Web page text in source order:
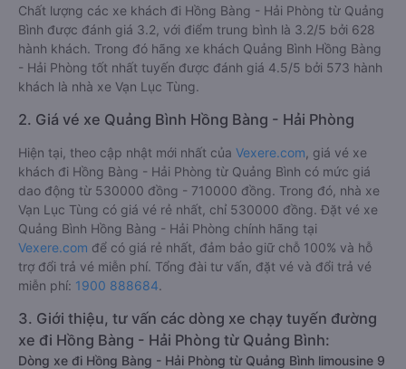
Chất lượng các xe khách đi Hồng Bàng - Hải Phòng từ Quảng
Bình được đánh giá 3.2, với điểm trung bình là 3.2/5 bởi 628
hành khách. Trong đó hãng xe khách Quảng Bình Hồng Bàng
- Hải Phòng tốt nhất tuyến được đánh giá 4.5/5 bởi 573 hành
khách là nhà xe Vạn Lục Tùng.
2. Giá vé xe Quảng Bình Hồng Bàng - Hải Phòng
Hiện tại, theo cập nhật mới nhất của Vexere.com , giá vé xe
khách đi Hồng Bàng - Hải Phòng từ Quảng Bình có mức giá
dao động từ 530000 đồng - 710000 đồng. Trong đó, nhà xe
Vạn Lục Tùng có giá vé rẻ nhất, chỉ 530000 đồng. Đặt vé xe
Quảng Bình Hồng Bàng - Hải Phòng chính hãng tại
Vexere.com để có giá rẻ nhất, đảm bảo giữ chỗ 100% và hỗ
trợ đổi trả vé miễn phí. Tổng đài tư vấn, đặt vé và đổi trả vé
miễn phí: 1900 888684.
3. Giới thiệu, tư vấn các dòng xe chạy tuyến đường
xe đi Hồng Bàng - Hải Phòng từ Quảng Bình:
Dòng xe đi Hồng Bàng - Hải Phòng từ Quảng Bình limousine 9